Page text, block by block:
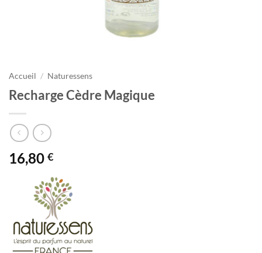
Accueil / Naturessens
Recharge Cèdre Magique
16,80 €